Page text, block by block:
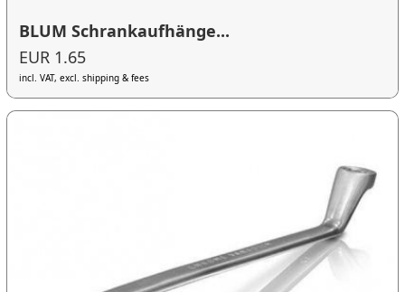
BLUM Schrankaufhänge...
EUR 1.65
incl. VAT, excl. shipping & fees